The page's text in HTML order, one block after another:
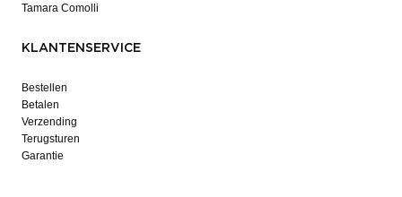
Tamara Comolli
KLANTENSERVICE
Bestellen
Betalen
Verzending
Terugsturen
Garantie